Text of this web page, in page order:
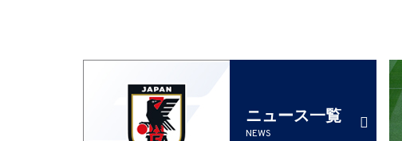
ニュース一覧
NEWS